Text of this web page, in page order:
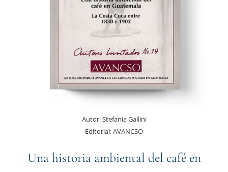
Autor:Stefania Gallini
Editorial:AVANCSO
Una historia ambiental del café en